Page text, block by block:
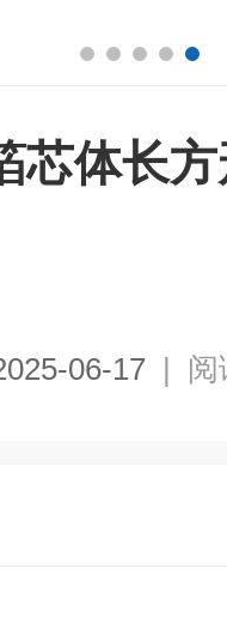
芯体长
06-17 | 阅